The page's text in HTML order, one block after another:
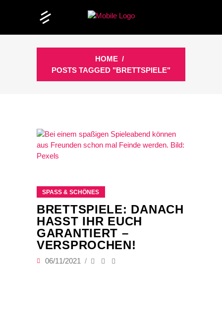
HOME /
POSTS TAGGED "BRETTSPIELE"
SPASS & SCHÖNES
BRETTSPIELE: DANACH
HASST IHR EUCH
GARANTIERT –
VERSPROCHEN!
06/11/2021